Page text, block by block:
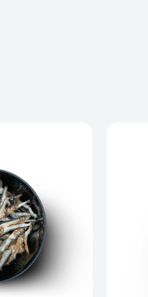
bidder – perfekte til hvalpe
smagfulde og motiverende
som fuldfoder eller
og glutenfri
og tilsat fedt